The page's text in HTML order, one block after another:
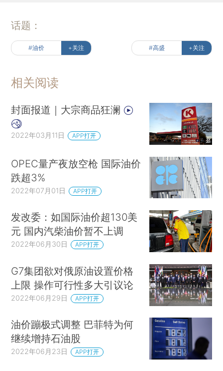
话题：
#油价 +关注 #高盛 +关注
相关阅读
封面报道｜大宗商品狂澜
2022年03月11日 APP打开
OPEC量产夜放空枪 国际油价
跌超3%
2022年07月01日 APP打开
发改委：如国际油价超130美
元 国内汽柴油价暂不上调
2022年06月30日 APP打开
G7集团欲对俄原油设置价格
上限 操作可行性多大引议论
2022年06月29日 APP打开
油价蹦极式调整 巴菲特为何
继续增持石油股
2022年06月23日 APP打开